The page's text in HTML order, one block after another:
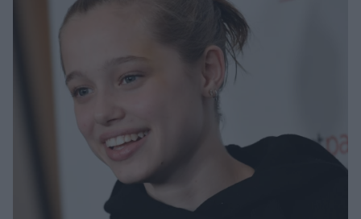
Well being
Υγεία + Διατροφή
Σχέσεις & Σεξ
Woman Power